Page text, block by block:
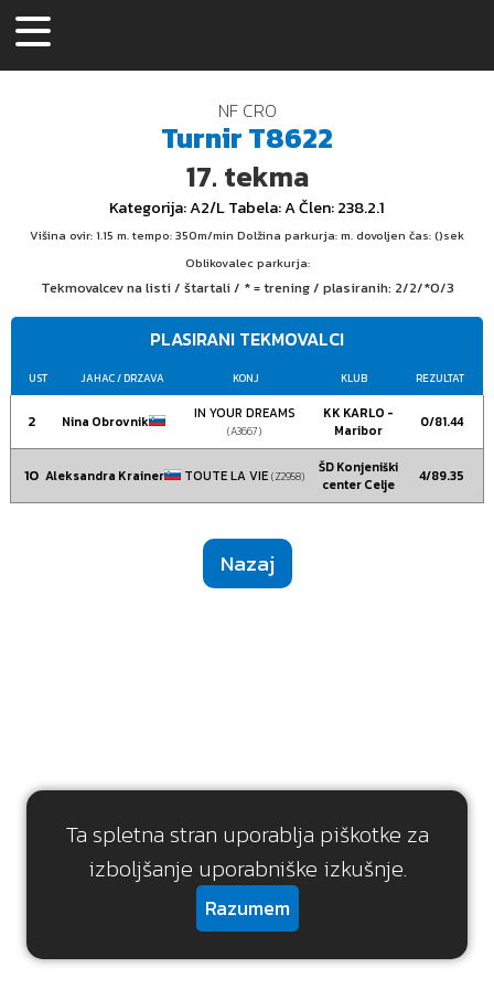
Ta spletna stran uporablja piškotke za
izboljšanje uporabniške izkušnje.
Razumem
NF CRO
TurnirT8622
17. tekma
Kategorija: A2/LTabela: AČlen: 238.2.1
Višina ovir: 1.15 m. tempo: 350m/min Dolžina parkurja: m. dovoljen čas: ()sek
Oblikovalec parkurja:
Tekmovalcev na listi / štartali / * = trening / plasiranih: 2/2/*0/3
PLASIRANI TEKMOVALCI
UST JAHAC/ DRZAVA KONJ KLUB REZULTAT
2 Nina Obrovnik IN YOUR DREAMS
(A3667)
KK KARLO -
Maribor
0/81.44
10 Aleksandra Krainer TOUTE LA VIE(Z2958)
ŠD Konjeniški
center Celje
4/89.35
Nazaj